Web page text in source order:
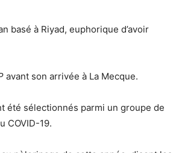
basé à Riyad, euphorique d’avoir
avant son arrivée à La Mecque.
été sélectionnés parmi un groupe de
COVID-19.